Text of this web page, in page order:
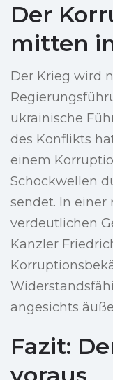
Der
mitten
Der Krieg wird
ukrainische
des Konflikts
einem
Schockwellen
sendet. In
verdeutlichen
Kanzler
angesichts
Fazit: